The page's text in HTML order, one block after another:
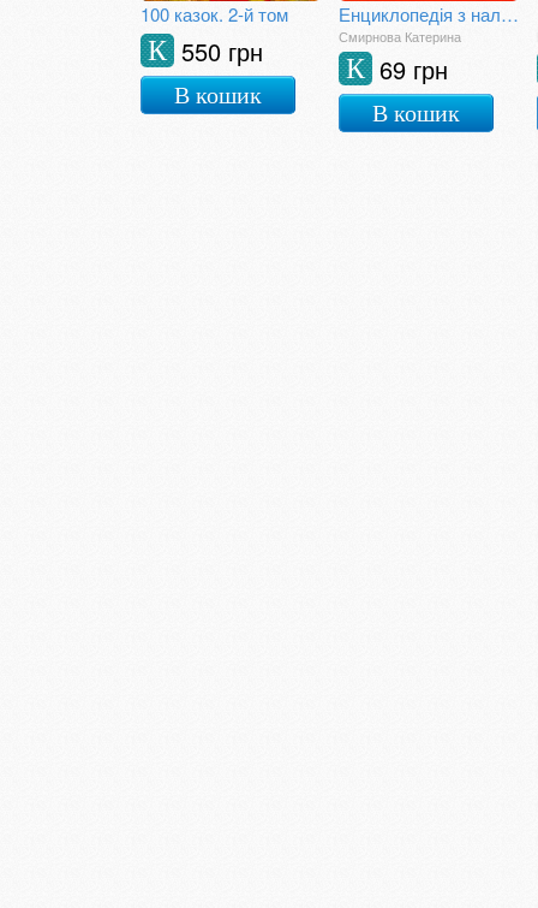
100 казок. 2-й том
550 грн
К
В кошик
Енциклопедія з наліпками.Тварини світу.(+ настільна гра)
Смирнова Катерина
69 грн
К
В кошик